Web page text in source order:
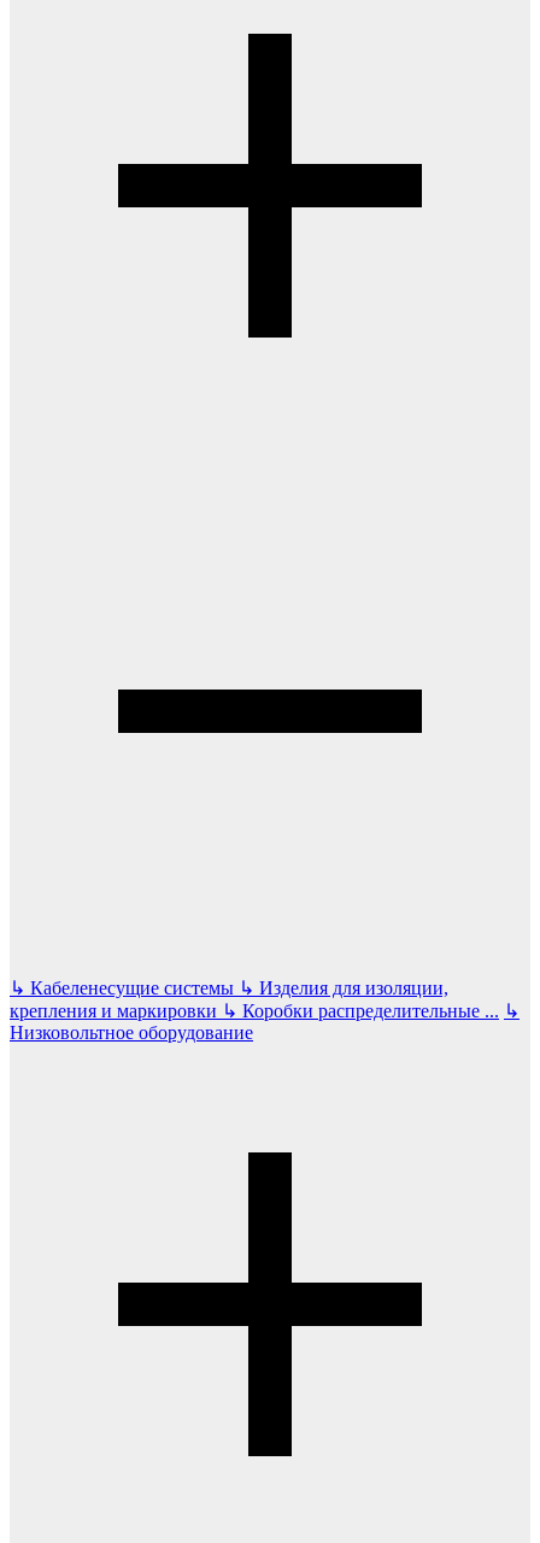
↳ Кабеленесущие системы ↳ Изделия для изоляции,
крепления и маркировки ↳ Коробки распределительные ... ↳
Низковольтное оборудование